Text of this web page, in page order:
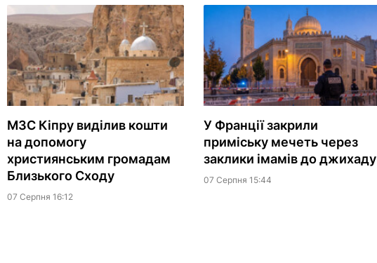
МЗС Кіпру виділив кошти
на допомогу
християнським громадам
Близького Сходу
07 Серпня 16:12
У Франції закрили
приміську мечеть через
заклики імамів до джихаду
07 Серпня 15:44